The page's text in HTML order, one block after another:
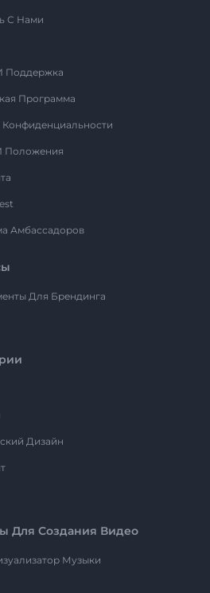
С Нами
Поддержка
Программа
Конфиденциальности
Положения
Амбассадоров
Для Брендинга
Дизайн
Для Создания Видео
Музыки